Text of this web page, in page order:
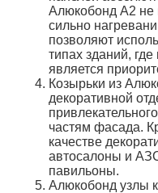
Алюкобонд А2 не
сильно
позволяют
типах зданий,
является
Козырьки из
декоративной
частям фасада.
качестве
автосалоны и
павильоны.
Алюкобонд узлы